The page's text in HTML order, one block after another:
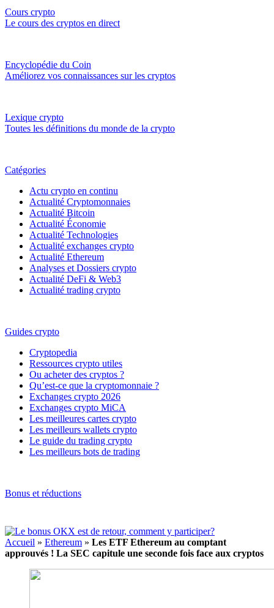
Cours crypto
Le cours des cryptos en direct
Encyclopédie du Coin
Améliorez vos connaissances sur les cryptos
Lexique crypto
Toutes les définitions du monde de la crypto
Catégories
Actu crypto en continu
Actualité Cryptomonnaies
Actualité Bitcoin
Actualité Économie
Actualité Technologies
Actualité exchanges crypto
Actualité Ethereum
Analyses et Dossiers crypto
Actualité DeFi & Web3
Actualité trading crypto
Guides crypto
Cryptopedia
Ressources crypto utiles
Ou acheter des cryptos ?
Qu’est-ce que la cryptomonnaie ?
Exchanges crypto 2026
Exchanges crypto MiCA
Les meilleures cartes crypto
Les meilleurs wallets crypto
Le guide du trading crypto
Les meilleurs bots de trading
Bonus et réductions
Accueil » Ethereum » Les ETF Ethereum au comptant
approuvés ! La SEC capitule une seconde fois face aux cryptos